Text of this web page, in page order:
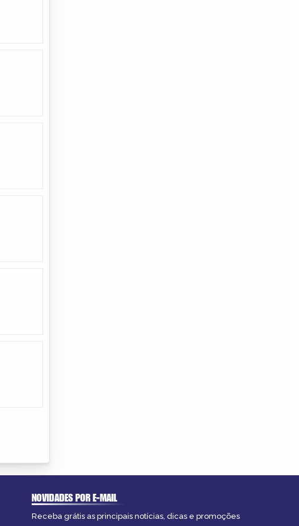
NOVIDADES POR E-MAIL
Receba grátis as principais notícias, dicas e promoções